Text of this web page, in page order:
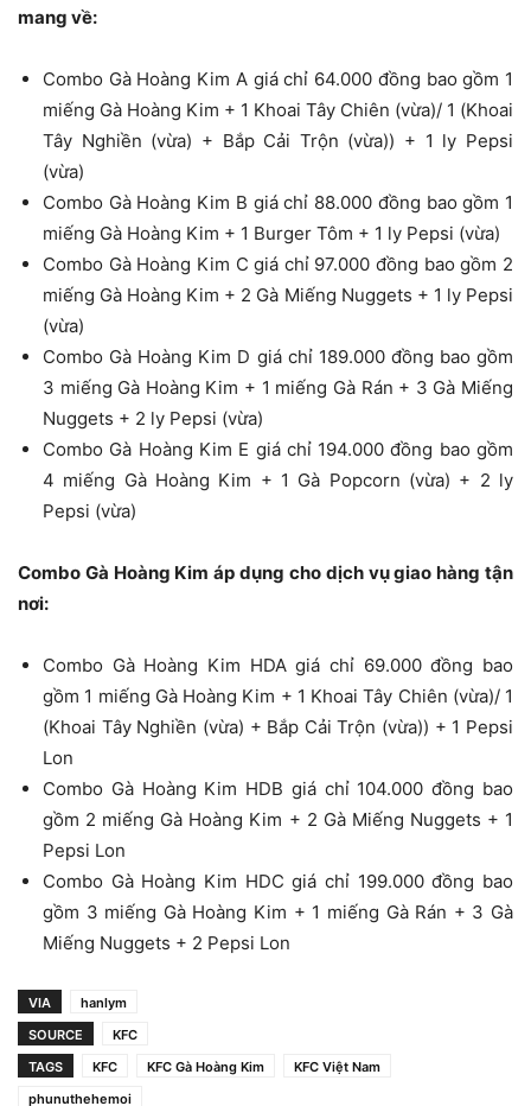
mang về:
Combo Gà Hoàng Kim A giá chỉ 64.000 đồng bao gồm 1
miếng Gà Hoàng Kim + 1 Khoai Tây Chiên (vừa)/ 1 (Khoai
Tây Nghiền (vừa) + Bắp Cải Trộn (vừa)) + 1 ly Pepsi
(vừa)
Combo Gà Hoàng Kim B giá chỉ 88.000 đồng bao gồm 1
miếng Gà Hoàng Kim + 1 Burger Tôm + 1 ly Pepsi (vừa)
Combo Gà Hoàng Kim C giá chỉ 97.000 đồng bao gồm 2
miếng Gà Hoàng Kim + 2 Gà Miếng Nuggets + 1 ly Pepsi
(vừa)
Combo Gà Hoàng Kim D giá chỉ 189.000 đồng bao gồm
3 miếng Gà Hoàng Kim + 1 miếng Gà Rán + 3 Gà Miếng
Nuggets + 2 ly Pepsi (vừa)
Combo Gà Hoàng Kim E giá chỉ 194.000 đồng bao gồm
4 miếng Gà Hoàng Kim + 1 Gà Popcorn (vừa) + 2 ly
Pepsi (vừa)
Combo Gà Hoàng Kim áp dụng cho dịch vụ giao hàng tận
nơi:
Combo Gà Hoàng Kim HDA giá chỉ 69.000 đồng bao
gồm 1 miếng Gà Hoàng Kim + 1 Khoai Tây Chiên (vừa)/ 1
(Khoai Tây Nghiền (vừa) + Bắp Cải Trộn (vừa)) + 1 Pepsi
Lon
Combo Gà Hoàng Kim HDB giá chỉ 104.000 đồng bao
gồm 2 miếng Gà Hoàng Kim + 2 Gà Miếng Nuggets + 1
Pepsi Lon
Combo Gà Hoàng Kim HDC giá chỉ 199.000 đồng bao
gồm 3 miếng Gà Hoàng Kim + 1 miếng Gà Rán + 3 Gà
Miếng Nuggets + 2 Pepsi Lon
VIA
hanlym
SOURCE
KFC
TAGS
KFC KFC Gà Hoàng Kim
KFC Việt Nam
phunuthehemoi